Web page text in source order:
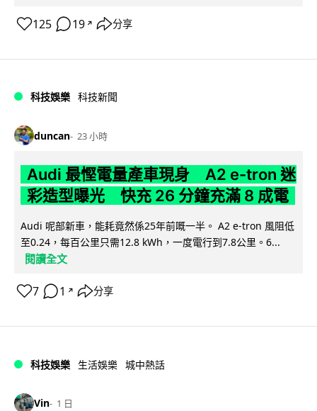
125 19 ↗ 分享
科技娛樂 科技新聞
duncan 23 小時
Audi 最慳電量產車現身 A2 e-tron 迷
彩造型曝光 快充 26 分鐘充滿 8 成電
Audi 呢部新車，能耗竟然係25年前嘅一半。 A2 e-tron 風阻低
至0.24，每百公里只需12.8 kWh，一度電行到7.8公里。6...
閱讀全文
7 1 ↗ 分享
科技娛樂 生活娛樂 城中熱話
Vin 1 日